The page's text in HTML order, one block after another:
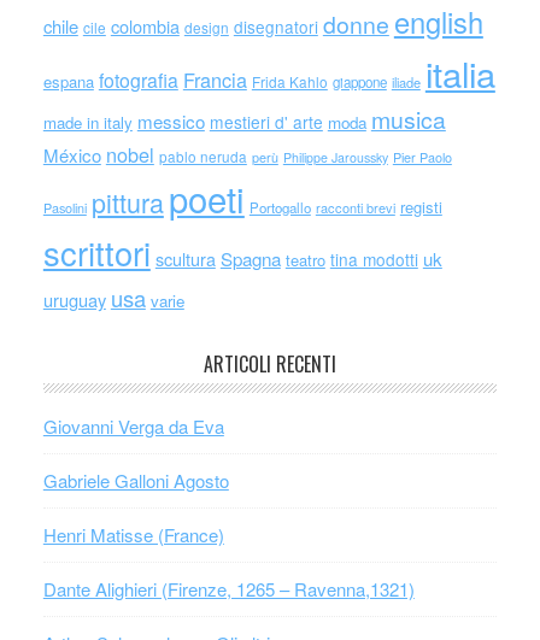
chile cile colombia design disegnatori donne english
espana fotografia Francia Frida Kahlo giappone iliade italia
made in italy messico mestieri d' arte moda musica
México nobel pablo neruda perù Philippe Jaroussky Pier Paolo
Pasolini pitturapoeti Portogallo racconti brevi registi
scrittori sculturaSpagna teatro tina modotti uk
uruguay usa varie
ARTICOLI RECENTI
Giovanni Verga da Eva
Gabriele Galloni Agosto
Henri Matisse (France)
Dante Alighieri (Firenze, 1265 – Ravenna,1321)